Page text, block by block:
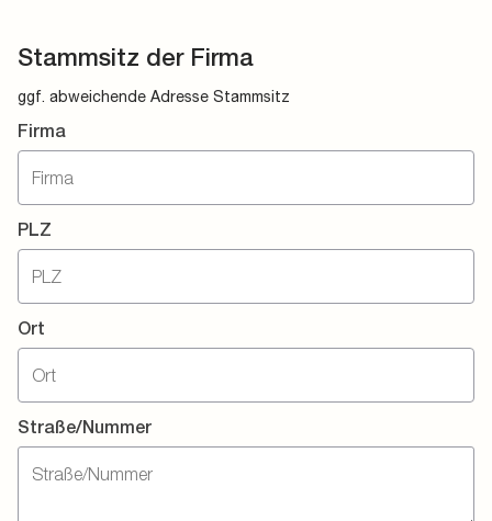
Stammsitz der Firma
ggf. abweichende Adresse Stammsitz
Firma
PLZ
Ort
Straße/Nummer